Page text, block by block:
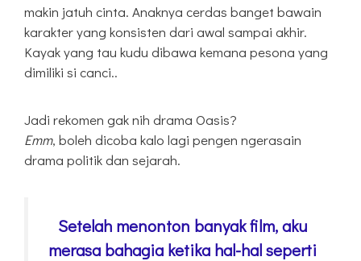
makin jatuh cinta. Anaknya cerdas banget bawain
karakter yang konsisten dari awal sampai akhir.
Kayak yang tau kudu dibawa kemana pesona yang
dimiliki si canci..
Jadi rekomen gak nih drama Oasis?
Emm, boleh dicoba kalo lagi pengen ngerasain
drama politik dan sejarah.
Setelah menonton banyak film, aku
merasa bahagia ketika hal-hal seperti